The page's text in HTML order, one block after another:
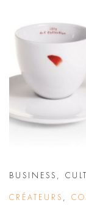
BUSINESS
CRÉATEURS